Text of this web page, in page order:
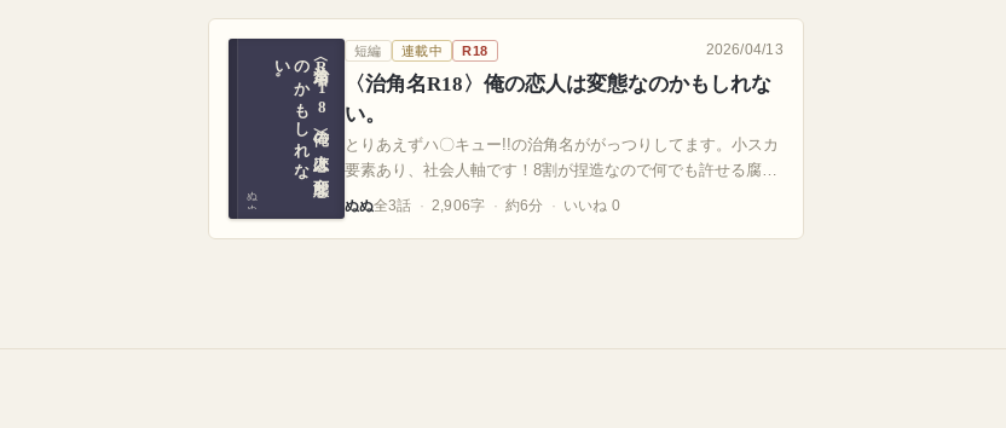
〈治角名R
1
8
〉俺の
恋人は
変態な
の
か
も
し
れ
な
い
。
ぬぬ
短編 連載中 R18 2026/04/13
〈治角名R18〉俺の恋人は変態なのかもしれな
い。
とりあえずハ〇キュー!!の治角名ががっつりしてます。小スカ
要素あり、社会人軸です！8割が捏造なので何でも許せる腐…
ぬぬ全3話 2,906字 約6分 いいね 0